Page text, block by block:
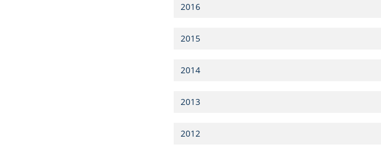
2016
2015
2014
2013
2012